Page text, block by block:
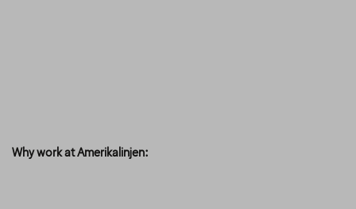
Why work at Amerikalinjen: